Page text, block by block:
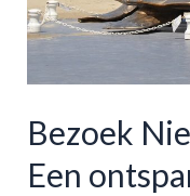
Bezoek
Een